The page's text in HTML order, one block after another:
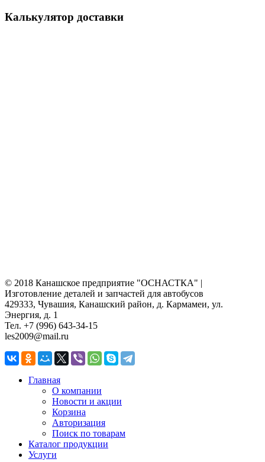
Калькулятор доставки
© 2018 Канашское предприятие "ОСНАСТКА" |
Изготовление деталей и запчастей для автобусов
429333, Чувашия, Канашский район, д. Кармамеи, ул.
Энергия, д. 1
Тел. +7 (996) 643-34-15
les2009@mail.ru
Главная
О компании
Новости и акции
Корзина
Авторизация
Поиск по товарам
Каталог продукции
Услуги